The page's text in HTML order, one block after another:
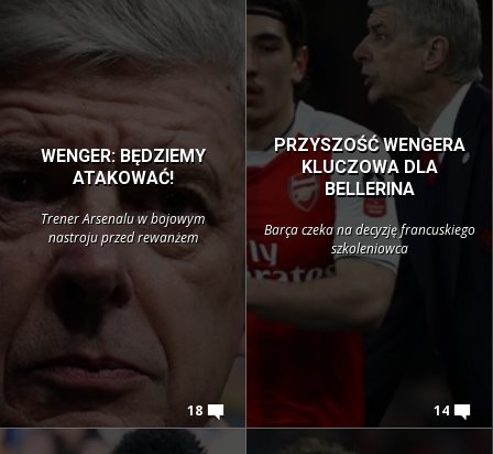
WENGER: BĘDZIEMY
ATAKOWAĆ!
Trener Arsenalu w bojowym
nastroju przed rewanżem
18
PRZYSZOŚĆ WENGERA
KLUCZOWA DLA
BELLERINA
Barça czeka na decyzję francuskiego
szkoleniowca
14